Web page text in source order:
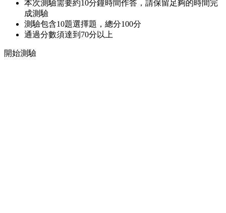
本次測驗需要約10分鐘時間作答，請保留足夠的時間完
成測驗
測驗包含10題選擇題，總分100分
通過分數須達到70分以上
開始測驗